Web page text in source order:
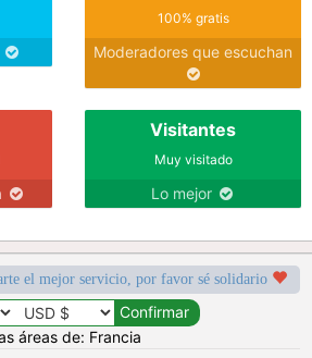
100% gratis
Moderadores que escuchan
Visitantes
Muy visitado
Lo mejor
el mejor servicio, por favor sé solidario
áreas de: Francia